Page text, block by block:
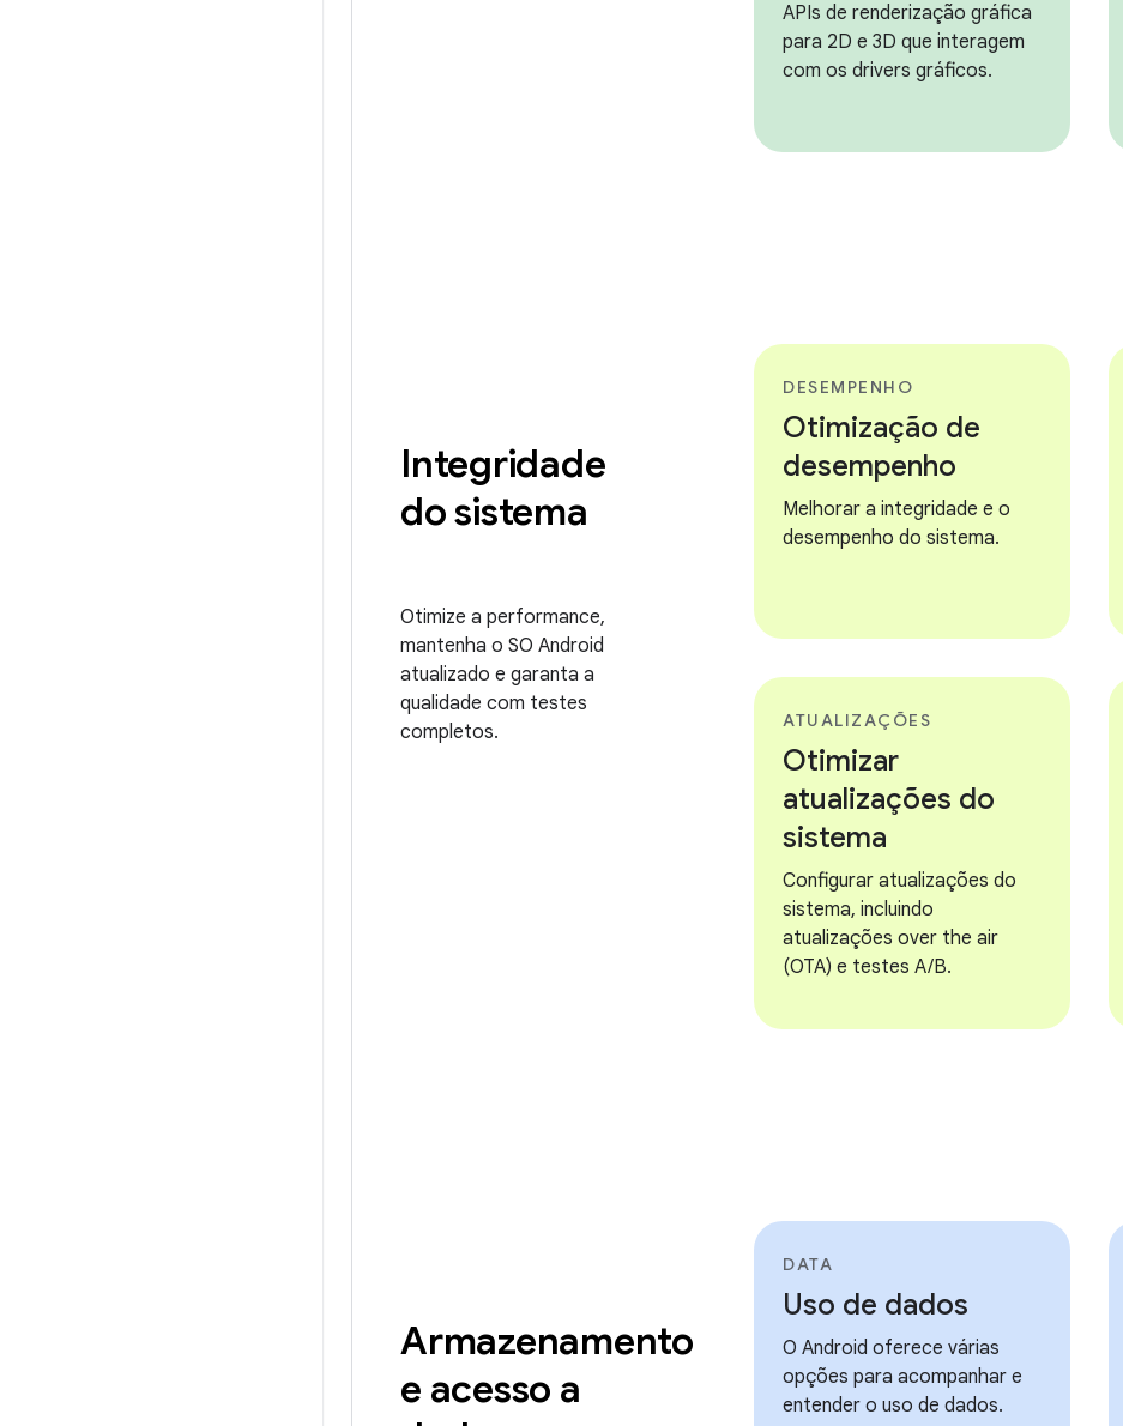
APIs de renderização gráfica
para 2D e 3D que interagem
com os drivers gráficos.
Integridade
do sistema
Otimize a performance,
mantenha o SO Android
atualizado e garanta a
qualidade com testes
completos.
DESEMPENHO
Otimização de
desempenho
Melhorar a integridade e o
desempenho do sistema.
ATUALIZAÇÕES
Otimizar
atualizações do
sistema
Configurar atualizações do
sistema, incluindo
atualizações over the air
(OTA) e testes A/B.
Armazenamento
e acesso a
DATA
Uso de dados
O Android oferece várias
opções para acompanhar e
entender o uso de dados.